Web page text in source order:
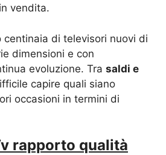
vendita.
centinaia di televisori nuovi di
dimensioni e con
evoluzione. Tra saldi e
capire quali siano
occasioni in termini di
rapporto qualità